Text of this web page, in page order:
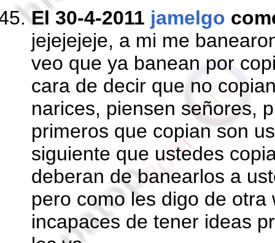
El 30-4-2011 jamelgo
jejejejeje, a mi me
veo que ya banean por
cara de decir que no
narices, piensen señores,
primeros que copian son
siguiente que ustedes
deberan de banearlos a
pero como les digo de otra
incapaces de tener ideas